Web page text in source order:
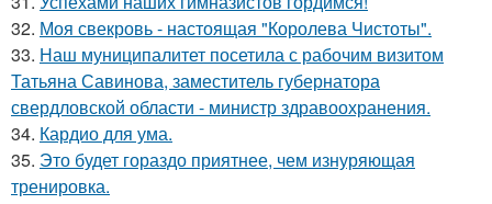
32. Моя свекровь - настоящая "Королева Чистоты".
33. Наш муниципалитет посетила с рабочим визитом
Татьяна Савинова, заместитель губернатора
свердловской области - министр здравоохранения.
34. Кардио для ума.
35. Это будет гораздо приятнее, чем изнуряющая
тренировка.